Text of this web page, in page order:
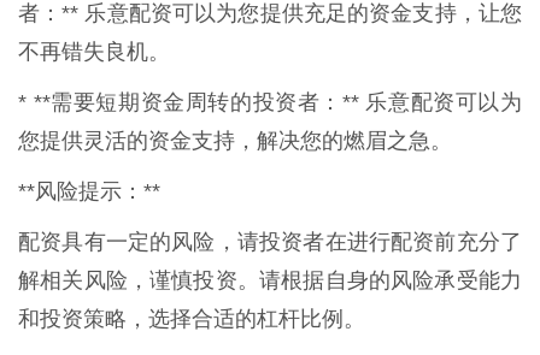
者：** 乐意配资可以为您提供充足的资金支持，让您
不再错失良机。
* **需要短期资金周转的投资者：** 乐意配资可以为
您提供灵活的资金支持，解决您的燃眉之急。
**风险提示：**
配资具有一定的风险，请投资者在进行配资前充分了
解相关风险，谨慎投资。请根据自身的风险承受能力
和投资策略，选择合适的杠杆比例。